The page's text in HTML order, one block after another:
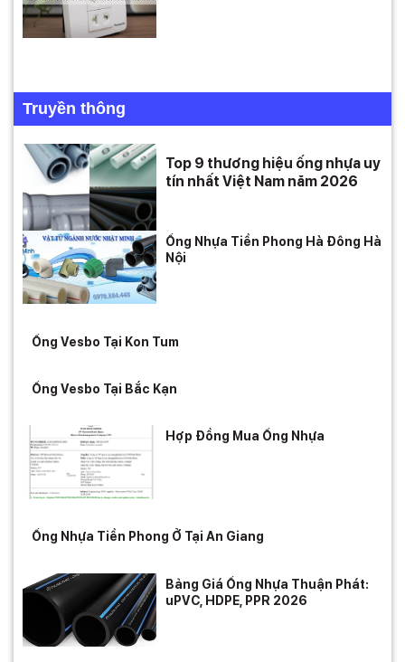
Truyền thông
Top 9 thương hiệu ống nhựa uy
tín nhất Việt Nam năm 2026
Ống Nhựa Tiền Phong Hà Đông Hà
Nội
Ống Vesbo Tại Kon Tum
Ống Vesbo Tại Bắc Kạn
Hợp Đồng Mua Ống Nhựa
Ống Nhựa Tiền Phong Ở Tại An Giang
Bảng Giá Ống Nhựa Thuận Phát:
uPVC, HDPE, PPR 2026